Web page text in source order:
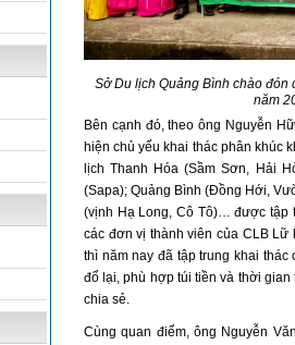
Sở Du lịch Quảng Bình chào đón
năm
Bên cạnh đó, theo ông Nguyễn
hiện chủ yếu khai thác phân khúc
lịch Thanh Hóa (Sầm Sơn, Hải
(Sapa); Quảng Bình (Đồng Hới,
(vịnh Hạ Long, Cô Tô)… được tập
các đơn vị thành viên của CLB
thì năm nay đã tập trung khai
đổ lại, phù hợp túi tiền và thời
chia sẻ.
Cùng quan điểm, ông Nguyễn